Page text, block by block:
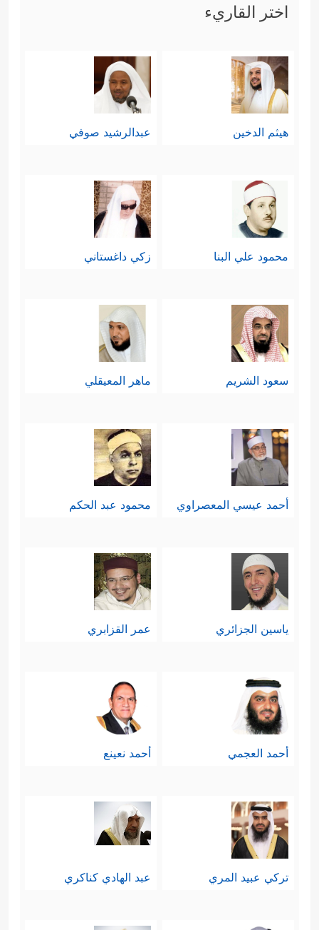
اختر القاريء
هيثم الدخين عبدالرشيد صوفي
محمود علي البنا زكي داغستاني
سعود الشريم ماهر المعيقلي
أحمد عيسي المعصراوي محمود عبد الحكم
ياسين الجزائري عمر القزابري
أحمد العجمي أحمد نعينع
تركي عبيد المري عبد الهادي كناكري